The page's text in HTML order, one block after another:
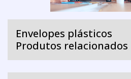
Envelopes plásticos
Produtos relacionados